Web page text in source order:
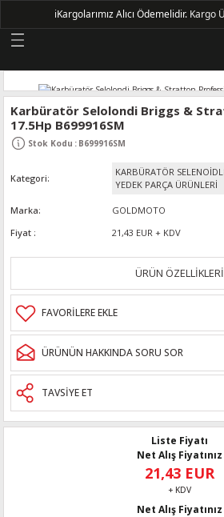
Geri Dön
Karbüratör Selolondi Briggs &
17.5Hp B699916SM
Stok Kodu : B699916SM
Kategori
KARBÜRATÖR
YEDEK PARÇA ÜRÜNLERİ
Marka
GOLDMOTO
Fiyat
21,43 EUR + KDV
ÜRÜN ÖZELLİKLERİ
ÜRÜNÜN HAKKINDA SORU SOR
TAVSİYE ET
Liste Fiyatı
Net Alış Fiyatınız
21,43 EUR
+ KDV
Net Alış Fiyatınız
ℹ️Kargolarımız Alıcı Ödemelidir. Kargo